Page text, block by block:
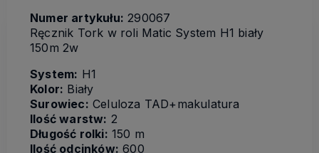
Numer artykułu: 290067
Ręcznik Tork w roli Matic System H1 biały
150m 2w
System: H1
Kolor: Biały
Surowiec: Celuloza TAD+makulatura
Ilość warstw: 2
Długość rolki: 150 m
Ilość odcinków: 600